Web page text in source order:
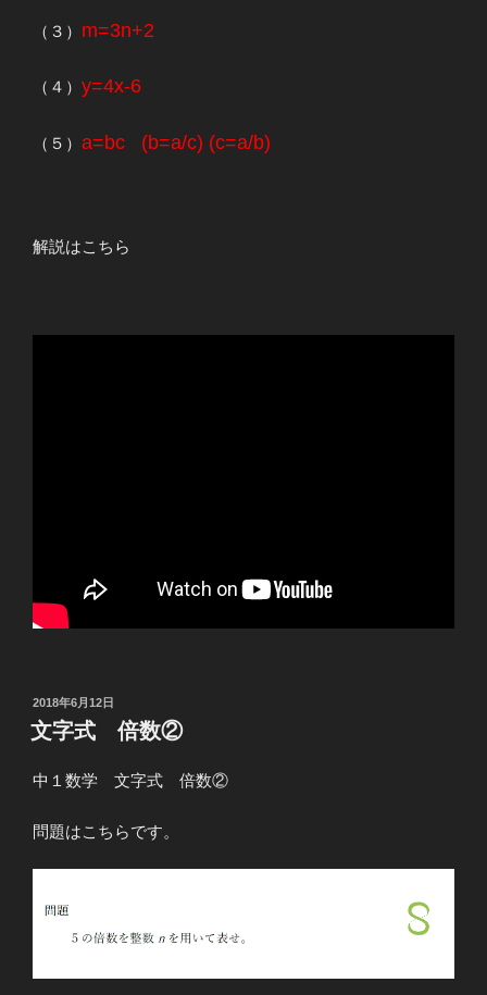
（３） m=3n+2
（４） y=4x-6
（５） a=bc (b=a/c) (c=a/b)
解説はこちら
投
稿
日:
2018年6月12日
文字式 倍数②
中１数学 文字式 倍数②
問題はこちらです。